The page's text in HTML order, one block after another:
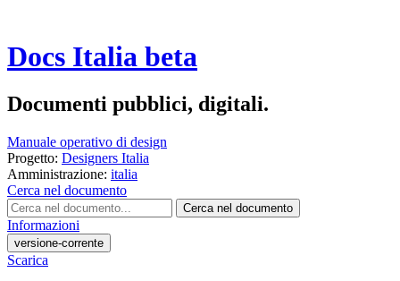
Docs Italia beta
Documenti pubblici, digitali.
Manuale operativo di design
Progetto: Designers Italia
Amministrazione: italia
Cerca nel documento
Cerca nel documento
Informazioni
versione-corrente
Scarica